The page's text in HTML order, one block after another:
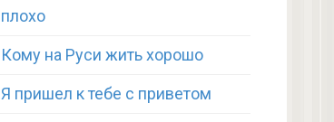
плохо
Кому на Руси жить хорошо
Я пришел к тебе с приветом